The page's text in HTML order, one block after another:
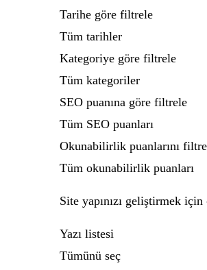
Tarihe göre filtrele
Tüm tarihler
Kategoriye göre filtrele
Tüm kategoriler
SEO puanına göre filtrele
Tüm SEO puanları
Okunabilirlik puanlarını
Tüm okunabilirlik puanları
Site yapınızı geliştirmek
Yazı listesi
Tümünü seç